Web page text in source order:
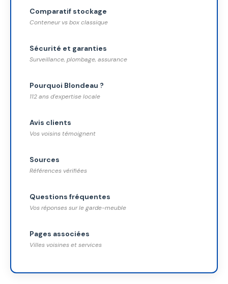
Comparatif stockage
Conteneur vs box classique
Sécurité et garanties
Surveillance, plombage, assurance
Pourquoi Blondeau ?
112 ans d'expertise locale
Avis clients
Vos voisins témoignent
Sources
Références vérifiées
Questions fréquentes
Vos réponses sur le garde-meuble
Pages associées
Villes voisines et services